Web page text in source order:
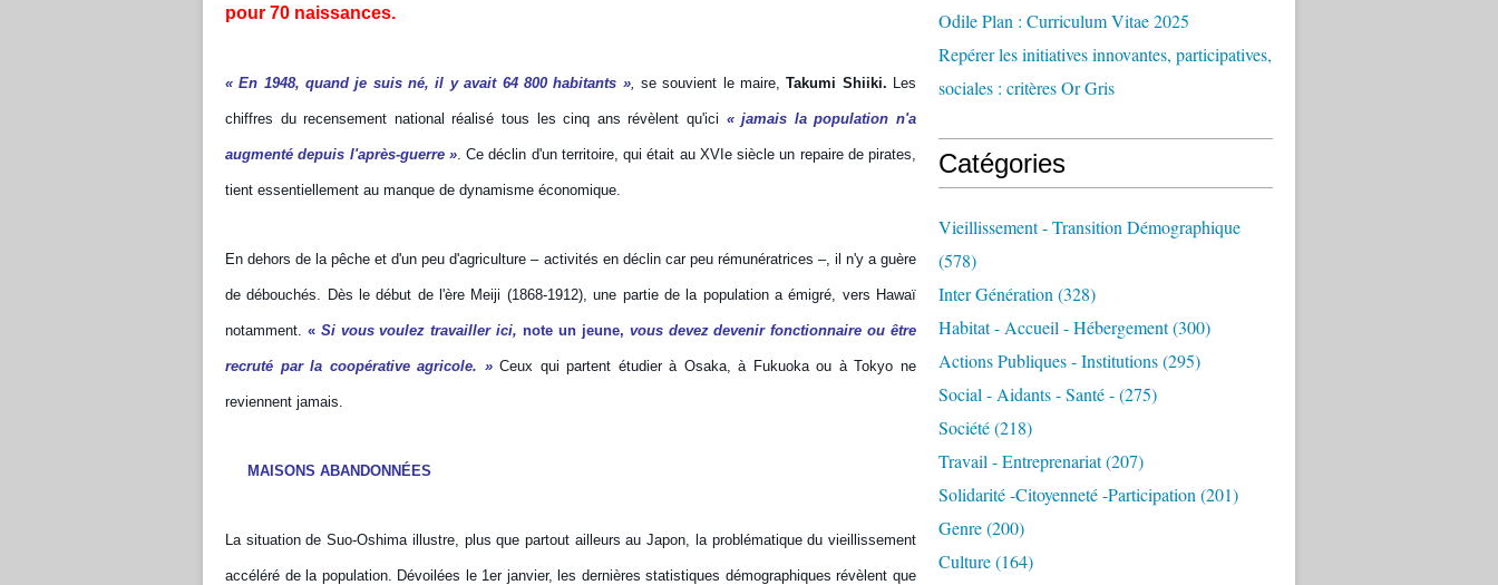
pour 70 naissances.
« En 1948, quand je suis né, il y avait 64 800 habitants », se souvient le maire,Takumi Shiiki. Les
chiffres du recensement national réalisé tous les cinq ans révèlent qu'ici « jamais la population n'a
augmenté depuis l'après-guerre ». Ce déclin d'un territoire, qui était au XVIe siècle un repaire de pirates,
tient essentiellement au manque de dynamisme économique.
En dehors de la pêche et d'un peu d'agriculture – activités en déclin car peu rémunératrices –, il n'y a guère
de débouchés. Dès le début de l'ère Meiji (1868-1912), une partie de la population a émigré, vers Hawaï
notamment. « Si vous voulez travailler ici, note un jeune, vous devez devenir fonctionnaire ou être
recruté par la coopérative agricole. »Ceux qui partent étudier à Osaka, à Fukuoka ou à Tokyo ne
reviennent jamais.
MAISONS ABANDONNÉES
La situation de Suo-Oshima illustre, plus que partout ailleurs au Japon, la problématique du vieillissement
accéléré de la population. Dévoilées le 1er janvier, les dernières statistiques démographiques révèlent que
Odile Plan : Curriculum Vitae 2025
Repérer les initiatives innovantes, participatives,
sociales : critères Or Gris
Catégories
Vieillissement - Transition Démographique
(578)
Inter Génération (328)
Habitat - Accueil - Hébergement(300)
Actions Publiques - Institutions(295)
Social - Aidants - Santé -(275)
Société(218)
Travail - Entreprenariat(207)
Solidarité -citoyenneté -participation (201)
Genre(200)
Culture(164)